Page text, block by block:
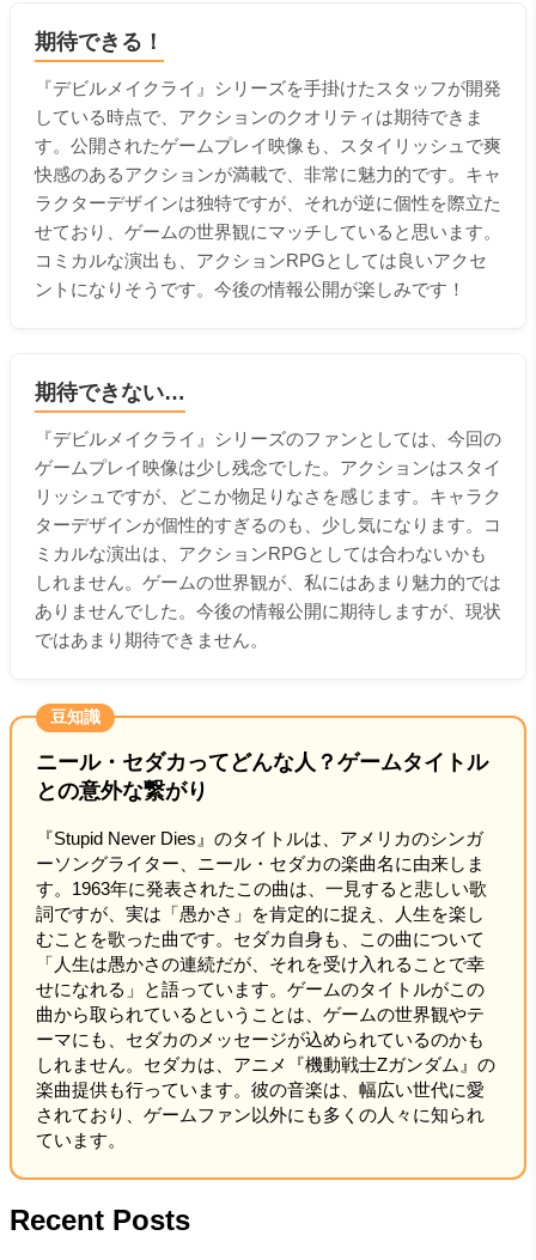
期待できる！
『デビルメイクライ』シリーズを手掛けたスタッフが開発
している時点で、アクションのクオリティは期待できま
す。公開されたゲームプレイ映像も、スタイリッシュで爽
快感のあるアクションが満載で、非常に魅力的です。キャ
ラクターデザインは独特ですが、それが逆に個性を際立た
せており、ゲームの世界観にマッチしていると思います。
コミカルな演出も、アクションRPGとしては良いアクセ
ントになりそうです。今後の情報公開が楽しみです！
期待できない…
『デビルメイクライ』シリーズのファンとしては、今回の
ゲームプレイ映像は少し残念でした。アクションはスタイ
リッシュですが、どこか物足りなさを感じます。キャラク
ターデザインが個性的すぎるのも、少し気になります。コ
ミカルな演出は、アクションRPGとしては合わないかも
しれません。ゲームの世界観が、私にはあまり魅力的では
ありませんでした。今後の情報公開に期待しますが、現状
ではあまり期待できません。
豆知識
ニール・セダカってどんな人？ゲームタイトル
との意外な繋がり
『Stupid Never Dies』のタイトルは、アメリカのシンガ
ーソングライター、ニール・セダカの楽曲名に由来しま
す。1963年に発表されたこの曲は、一見すると悲しい歌
詞ですが、実は「愚かさ」を肯定的に捉え、人生を楽し
むことを歌った曲です。セダカ自身も、この曲について
「人生は愚かさの連続だが、それを受け入れることで幸
せになれる」と語っています。ゲームのタイトルがこの
曲から取られているということは、ゲームの世界観やテ
ーマにも、セダカのメッセージが込められているのかも
しれません。セダカは、アニメ『機動戦士Ζガンダム』の
楽曲提供も行っています。彼の音楽は、幅広い世代に愛
されており、ゲームファン以外にも多くの人々に知られ
ています。
Recent Posts